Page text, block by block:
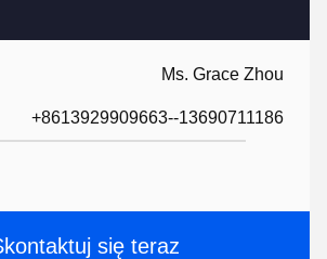
Ms. Grace Zhou
+8613929909663--13690711186
się teraz